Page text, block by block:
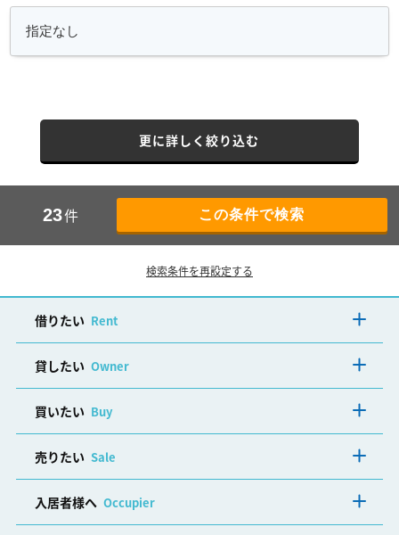
更に詳しく絞り込む
23件
検索条件を再設定する
借りたい Rent
貸したい Owner
買いたい Buy
売りたい Sale
入居者様へ Occupier